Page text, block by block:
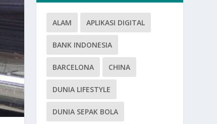
ALAM APLIKASI DIGITAL
BANK INDONESIA
BARCELONA CHINA
DUNIA LIFESTYLE
DUNIA SEPAK BOLA